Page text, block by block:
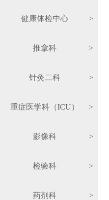
健康体检中心 >
推拿科 >
针灸二科 >
重症医学科（ICU） >
影像科 >
检验科 >
药剂科 >